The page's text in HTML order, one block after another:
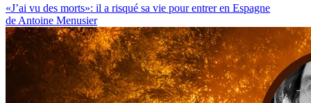
«J’ai vu des morts»: il a risqué sa vie pour entrer en Espagne
de Antoine Menusier